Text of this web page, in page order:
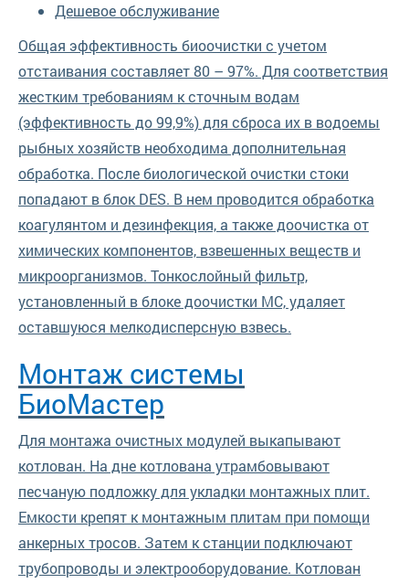
Дешевое обслуживание
Общая эффективность биоочистки с учетом
отстаивания составляет 80 – 97%. Для соответствия
жестким требованиям к сточным водам
(эффективность до 99,9%) для сброса их в водоемы
рыбных хозяйств необходима дополнительная
обработка. После биологической очистки стоки
попадают в блок DES. В нем проводится обработка
коагулянтом и дезинфекция, а также доочистка от
химических компонентов, взвешенных веществ и
микроорганизмов. Тонкослойный фильтр,
установленный в блоке доочистки MC, удаляет
оставшуюся мелкодисперсную взвесь.
Монтаж системы
БиоМастер
Для монтажа очистных модулей выкапывают
котлован. На дне котлована утрамбовывают
песчаную подложку для укладки монтажных плит.
Емкости крепят к монтажным плитам при помощи
анкерных тросов. Затем к станции подключают
трубопроводы и электрооборудование. Котлован